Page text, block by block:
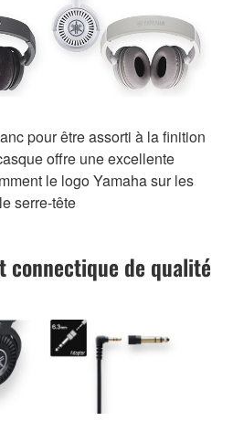
pour être assorti à la finition
offre une excellente
le logo Yamaha sur les
serre-tête
connectique de qualité